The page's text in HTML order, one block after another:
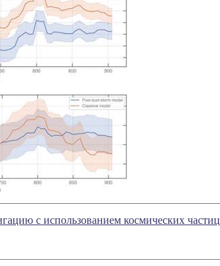
с использованием космических частиц